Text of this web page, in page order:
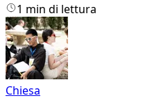
1 min di lettura
Chiesa